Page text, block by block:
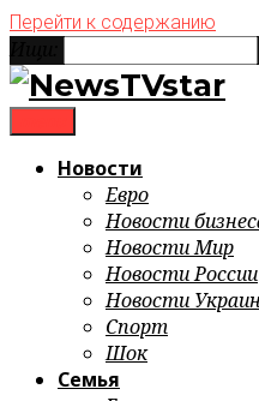
Перейти к содержанию
Новости
Евро
Новости
Новости Мир
Новости России
Новости
Спорт
Шок
Семья